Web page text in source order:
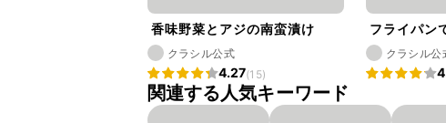
香味野菜とアジの南蛮漬け
クラシル公式
4.27(15)
フライパン
クラシル公
関連する人気キーワード